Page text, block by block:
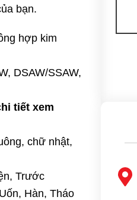
bạn.
hợp kim
DSAW/SSAW,
tiết xem
chữ nhật,
Trước
Hàn, Tháo